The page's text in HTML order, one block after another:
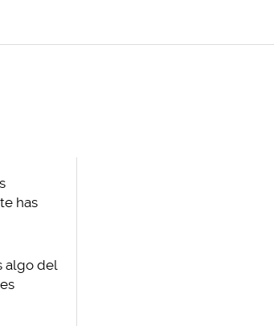
has
algo del